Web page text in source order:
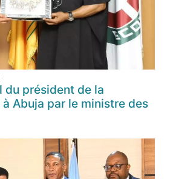
du président de la
Abuja par le ministre des